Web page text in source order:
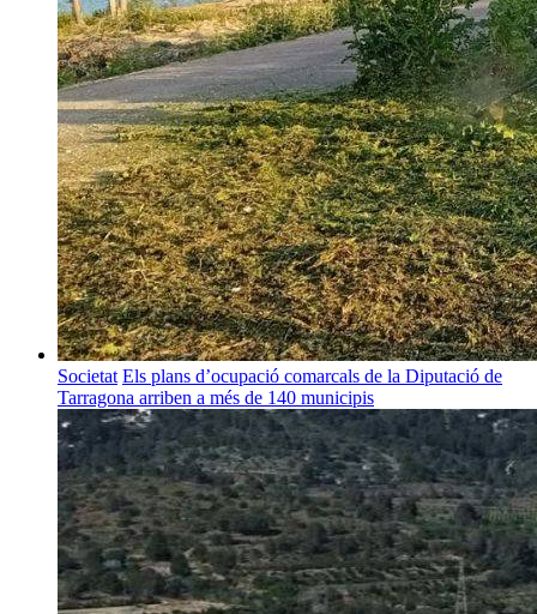
Societat Els plans d’ocupació comarcals de la Diputació de
Tarragona arriben a més de 140 municipis